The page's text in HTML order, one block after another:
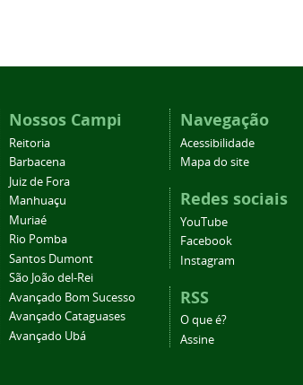
Nossos Campi
Reitoria
Barbacena
Juiz de Fora
Manhuaçu
Muriaé
Rio Pomba
Santos Dumont
São João del-Rei
Avançado Bom Sucesso
Avançado Cataguases
Avançado Ubá
Navegação
Acessibilidade
Mapa do site
Redes sociais
YouTube
Facebook
Instagram
RSS
O que é?
Assine